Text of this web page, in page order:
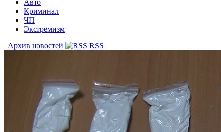
Авто
Криминал
ЧП
Экстремизм
Архив новостей
RSS